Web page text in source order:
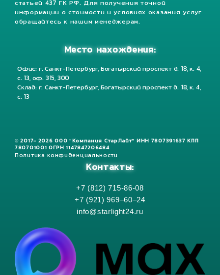
статьей 437 ГК РФ. Для получения точной
информации о стоимости и условиях оказания услуг
обращайтесь к нашим менеджерам.
Место нахождения:
Офис: г. Санкт-Петербург, Богатырский проспект д. 18, к. 4,
с. 13, оф. 315, 300
Склад: г. Санкт-Петербург, Богатырский проспект д. 18, к. 4,
с. 13
© 2017- 2026 ООО "Компания СтарЛайт" ИНН 7807391637 КПП
780701001 ОГРН 1147847206484
Политика конфиденциальности
Контакты:
+7 (812) 715-86-08
+7 (921) 969–60–24
info@starlight24.ru